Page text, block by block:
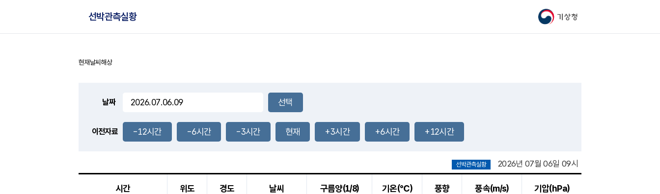
기상청
선박관측실황
홈
현재날씨 해상
날짜
이전자료 -12시간 -6시간 -3시간 현재 +3시간 +6시간 +12시간
선박관측실황 2026년 07월 06일 09시
시간 위도 경도 날씨 구름양(1/8) 기온(℃) 풍향 풍속(m/s) 기압(hPa)